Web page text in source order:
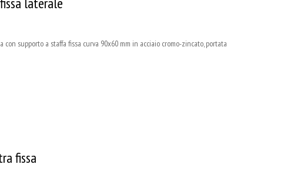
con supporto a staffa fissa curva 90x60 mm in acciaio cromo-zincato, portata
fissa